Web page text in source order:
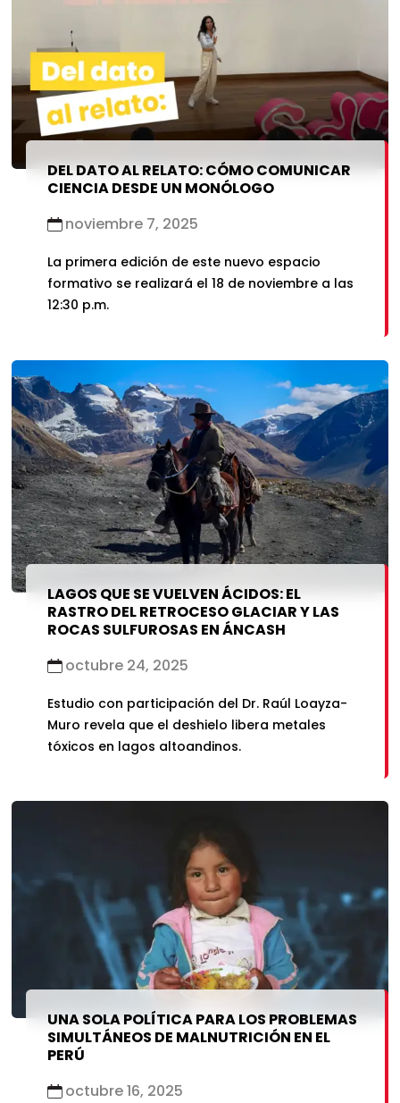
DEL DATO AL RELATO: CÓMO COMUNICAR
CIENCIA DESDE UN MONÓLOGO
noviembre 7, 2025
La primera edición de este nuevo espacio
formativo se realizará el 18 de noviembre a las
12:30 p.m.
LAGOS QUE SE VUELVEN ÁCIDOS: EL
RASTRO DEL RETROCESO GLACIAR Y LAS
ROCAS SULFUROSAS EN ÁNCASH
octubre 24, 2025
Estudio con participación del Dr. Raúl Loayza-
Muro revela que el deshielo libera metales
tóxicos en lagos altoandinos.
UNA SOLA POLÍTICA PARA LOS PROBLEMAS
SIMULTÁNEOS DE MALNUTRICIÓN EN EL
PERÚ
octubre 16, 2025